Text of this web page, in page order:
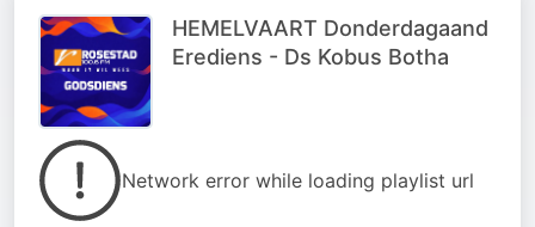
HEMELVAART Donderdagaand
Erediens - Ds Kobus Botha
Network error while loading playlist url